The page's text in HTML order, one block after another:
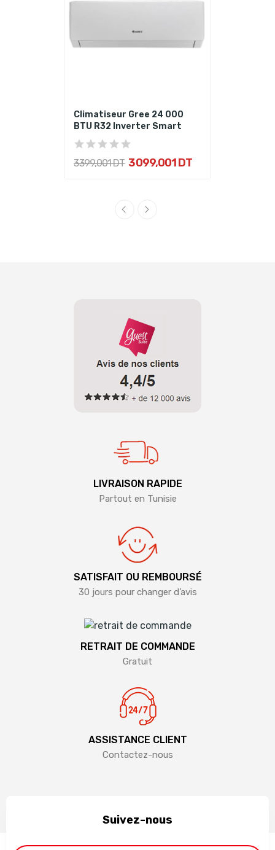
Climatiseur Gree 24 000
BTU R32 Inverter Smart
3 399,001 DT 3 099,001 DT
LIVRAISON RAPIDE
Partout en Tunisie
SATISFAIT OU REMBOURSÉ
30 jours pour changer d’avis
RETRAIT DE COMMANDE
Gratuit
ASSISTANCE CLIENT
Contactez-nous
Suivez-nous